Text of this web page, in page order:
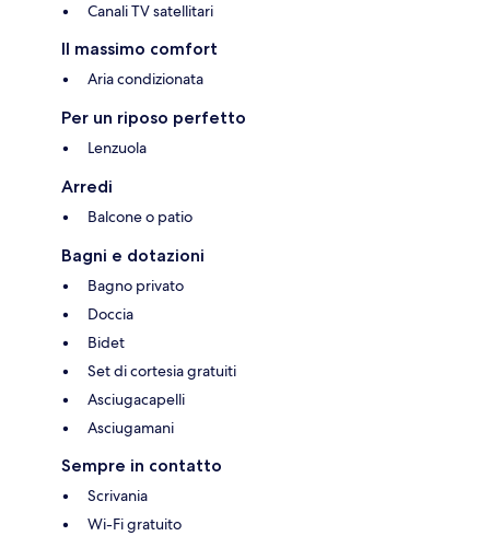
Canali TV satellitari
Il massimo comfort
Aria condizionata
Per un riposo perfetto
Lenzuola
Arredi
Balcone o patio
Bagni e dotazioni
Bagno privato
Doccia
Bidet
Set di cortesia gratuiti
Asciugacapelli
Asciugamani
Sempre in contatto
Scrivania
Wi-Fi gratuito